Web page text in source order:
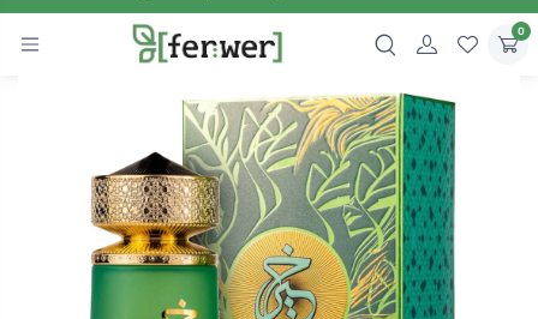
0